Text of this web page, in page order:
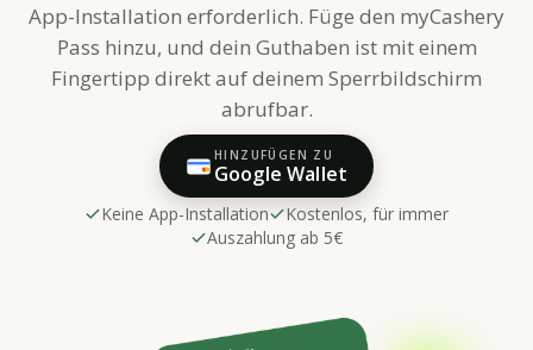
App-Installation erforderlich. Füge den myCashery
Pass hinzu, und dein Guthaben ist mit einem
Fingertipp direkt auf deinem Sperrbildschirm
abrufbar.
HINZUFÜGEN ZU
Google Wallet
Keine App-Installation
Kostenlos, für immer
Auszahlung ab 5€